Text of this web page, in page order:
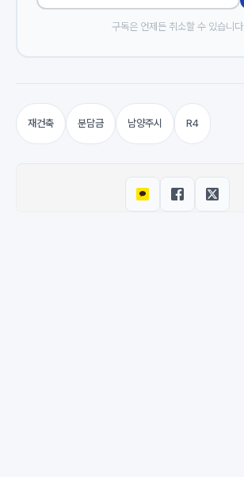
구독은 언제든 취소할 수 있습니다
재건축 분담금 남양주시 R4